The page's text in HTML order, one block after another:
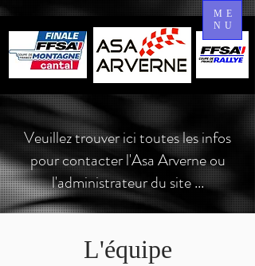
ME
NU
Veuillez trouver ici toutes les infos
pour contacter l'Asa Arverne ou
l'administrateur du site ...
L'équipe